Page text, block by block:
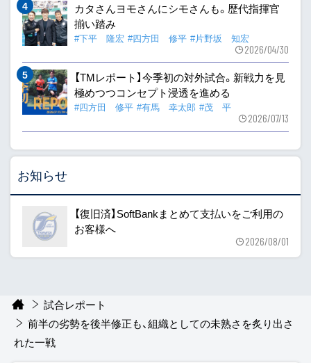
カタさんヨモさんにシモさんも。歴代指揮官
揃い踏み
#下平 隆宏 #四方田 修平 #片野坂 知宏
2026/04/30
【TMレポート】今季初の対外試合。新戦力を見
極めつつコンセプト浸透を進める
#四方田 修平 #有馬 幸太郎 #茂 平
2026/07/13
お知らせ
【復旧済】SoftBankまとめて支払いをご利用の
お客様へ
2026/08/01
試合レポート
前半の劣勢を後半修正も、組織としての未熟さを炙り出さ
れた一戦